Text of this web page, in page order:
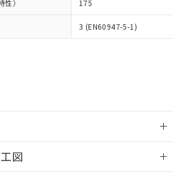
） 175
3 (EN60947-5-1)
図
承諾なく第三者に漏洩または開
ないようお願いします。
パーツ機能（部品リスト作成サー
当社の共同利用者が、当社の製
の共同利用者とは、
利用に関して"
の「1.共同利
切り替え状況などにより、予定
ることがあります。
。
令（10物質）の非含有証明書
あることを示します。
通常の使用状況下において有害物
漏えいし、環境に深刻な影響を
、上記1、2および3の内容を当
三者に通知します。また当社は、
先および販売に係わる関係者が違
出するおそれがある場合は、取
認ください)
受注生産機種、また在庫状況の